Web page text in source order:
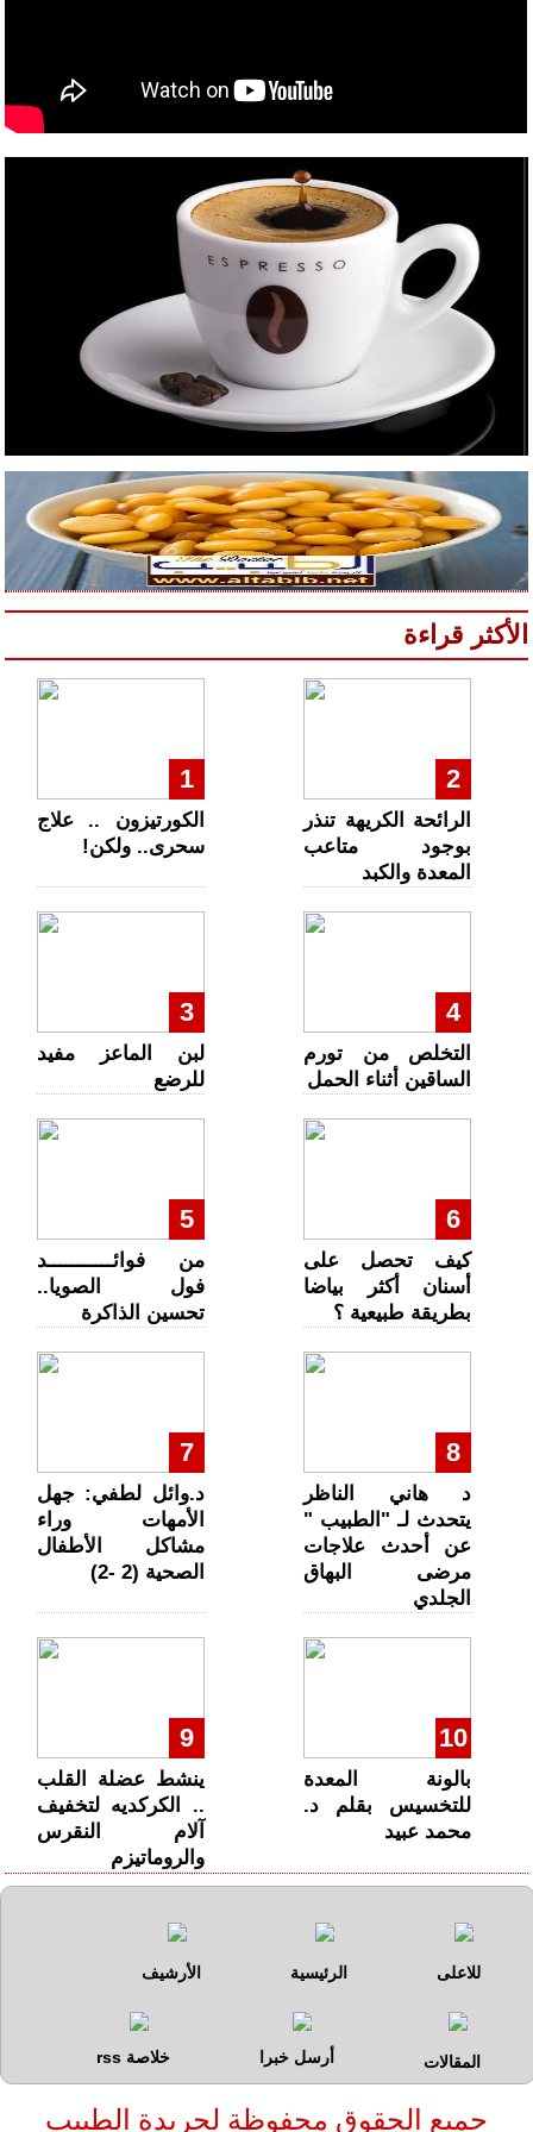
الأكثر قراءة
1
الكورتيزون .. علاج
سحرى.. ولكن!
2
الرائحة الكريهة تنذر
بوجود متاعب
المعدة والكبد
3
لبن الماعز مفيد
للرضع
4
التخلص من تورم
الساقين أثناء الحمل
5
من فوائـــــــــــد
فول الصويا..
تحسين الذاكرة
6
كيف تحصل على
أسنان أكثر بياضا
بطريقة طبيعية ؟
7
د.وائل لطفي: جهل
الأمهات وراء
مشاكل الأطفال
الصحية (2 -2)
8
د هاني الناظر
يتحدث لـ "الطبيب "
عن أحدث علاجات
مرضى البهاق
الجلدي
9
ينشط عضلة القلب
.. الكركديه لتخفيف
آلام النقرس
والروماتيزم
10
بالونة المعدة
للتخسيس بقلم د.
محمد عبيد
للاعلى الرئيسية الأرشيف
المقالات أرسل خبرا خلاصة rss
جميع الحقوق محفوظة لجريدة الطبيب